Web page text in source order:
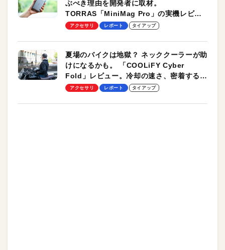
ぶべき理由を開発者に取材。
TORRAS「MiniMag Pro」の実機レビュ
ーも
アクセサリ レポート タイアップ
夏場のバイクは地獄？ ネッククーラーが助
けになるかも。 「COOLiFY Cyber
Fold」レビュー。冷却の速さ、密着する冷
却プレート、シンプルな操作性がグッド！
アクセサリ レポート タイアップ